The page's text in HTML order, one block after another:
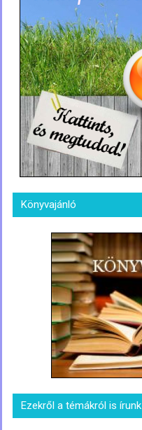
Könyvajánló
Ezekről a témákról is írunk